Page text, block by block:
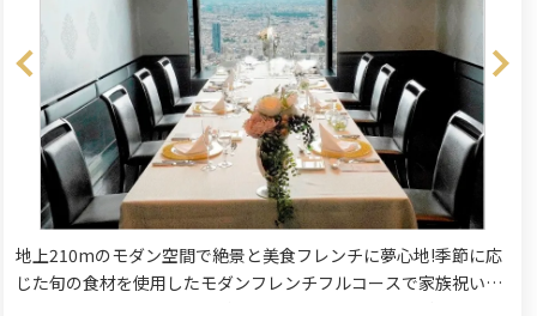
地上210mのモダン空間で絶景と美食フレンチに夢心地!季節に応
じた旬の食材を使用したモダンフレンチフルコースで家族祝いを